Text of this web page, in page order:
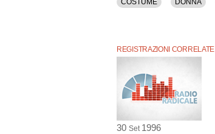
COSTUME DONNA
REGISTRAZIONI CORRELATE
30 Set 1996